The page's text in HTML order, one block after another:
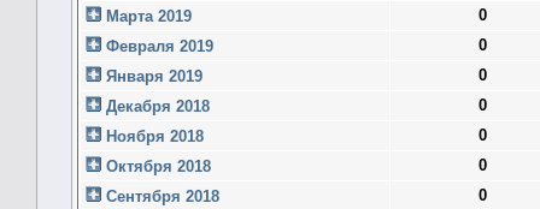
Марта 2019
0
Февраля 2019
0
Января 2019
0
Декабря 2018
0
Ноября 2018
0
Октября 2018
0
Сентября 2018
0